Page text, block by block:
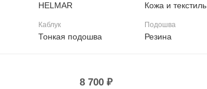
HELMAR Кожа и текстиль
Каблук
Тонкая подошва
Подошва
Резина
8 700 ₽